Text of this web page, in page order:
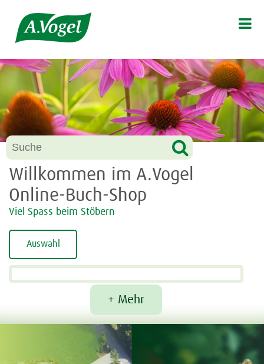

Willkommen im A.Vogel
Online-Buch-Shop
Viel Spass beim Stöbern
Auswahl
+ Mehr